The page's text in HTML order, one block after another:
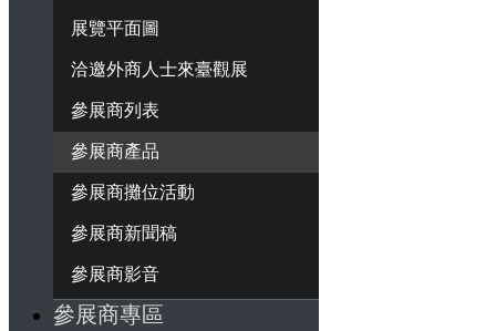
展覽平面圖
洽邀外商人士來臺觀展
參展商列表
參展商產品
參展商攤位活動
參展商新聞稿
參展商影音
參展商專區